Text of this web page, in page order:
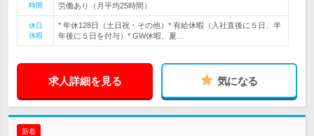
時間
労働あり（月平均25時間）
休日
休暇
* 年休128日（土日祝・その他）* 有給休暇（入社直後に５日、半
年後に５日を付与）* GW休暇、夏…
求人詳細を見る 気になる
新着